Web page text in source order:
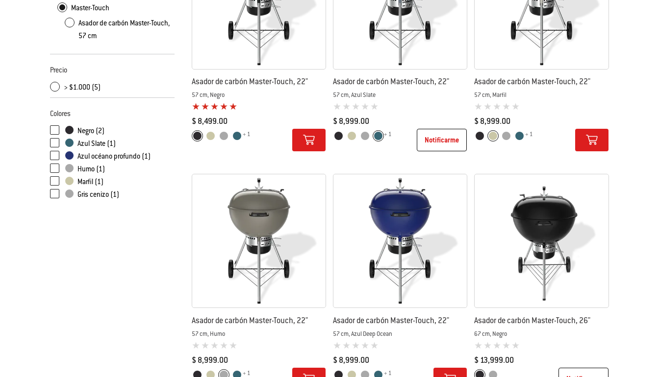
Master-Touch
Asador de carbón Master-Touch,
57 cm
Precio
> $1.000 (5)
Colores
Negro (2)
Azul Slate (1)
Azul océano profundo (1)
Humo (1)
Marfil (1)
Gris cenizo (1)
Asador de carbón Master-Touch, 22"
57 cm, Negro
5 de 5 (valoración de los clientes)
$ 8,499.00
Color Options
NegroMarfilHumoAzul Slate
+ 1
Asador de carbón Master-Touch, 22"
57 cm, Azul Slate
0 de 5 (valoración de los clientes)
$ 8,999.00
Color Options
NegroMarfilHumoAzul Slate
+ 1
Notificarme
Asador de carbón Master-Touch, 22"
57 cm, Marfil
0 de 5 (valoración de los clientes)
$ 8,999.00
Color Options
NegroMarfilHumoAzul Slate
+ 1
Asador de carbón Master-Touch, 22"
57 cm, Humo
0 de 5 (valoración de los clientes)
$ 8,999.00
+ 1
Asador de carbón Master-Touch, 22"
57 cm, Azul Deep Ocean
0 de 5 (valoración de los clientes)
$ 8,999.00
+ 1
Asador de carbón Master-Touch, 26"
67 cm, Negro
0 de 5 (valoración de los clientes)
$ 13,999.00